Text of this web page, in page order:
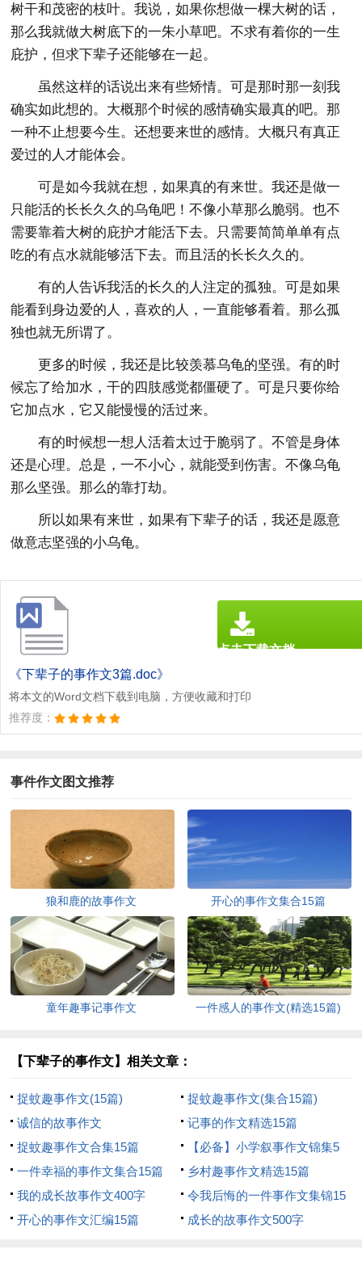
树干和茂密的枝叶。我说，如果你想做一棵大树的话，
那么我就做大树底下的一朱小草吧。不求有着你的一生
庇护，但求下辈子还能够在一起。
虽然这样的话说出来有些矫情。可是那时那一刻我
确实如此想的。大概那个时候的感情确实最真的吧。那
一种不止想要今生。还想要来世的感情。大概只有真正
爱过的人才能体会。
可是如今我就在想，如果真的有来世。我还是做一
只能活的长长久久的乌龟吧！不像小草那么脆弱。也不
需要靠着大树的庇护才能活下去。只需要简简单单有点
吃的有点水就能够活下去。而且活的长长久久的。
有的人告诉我活的长久的人注定的孤独。可是如果
能看到身边爱的人，喜欢的人，一直能够看着。那么孤
独也就无所谓了。
更多的时候，我还是比较羡慕乌龟的坚强。有的时
候忘了给加水，干的四肢感觉都僵硬了。可是只要你给
它加点水，它又能慢慢的活过来。
有的时候想一想人活着太过于脆弱了。不管是身体
还是心理。总是，一不小心，就能受到伤害。不像乌龟
那么坚强。那么的靠打劫。
所以如果有来世，如果有下辈子的话，我还是愿意
做意志坚强的小乌龟。
《下辈子的事作文3篇.doc》
将本文的Word文档下载到电脑，方便收藏和打印
推荐度：
点击下载文档
事件作文图文推荐
狼和鹿的故事作文 开心的事作文集合15篇
童年趣事记事作文 一件感人的事作文(精选15篇)
【下辈子的事作文】相关文章：
捉蚊趣事作文(15篇)
捉蚊趣事作文(集合15篇)
诚信的故事作文
记事的作文精选15篇
捉蚊趣事作文合集15篇
【必备】小学叙事作文锦集5
篇
一件幸福的事作文集合15篇
乡村趣事作文精选15篇
我的成长故事作文400字
令我后悔的一件事作文集锦15
篇
开心的事作文汇编15篇 成长的故事作文500字